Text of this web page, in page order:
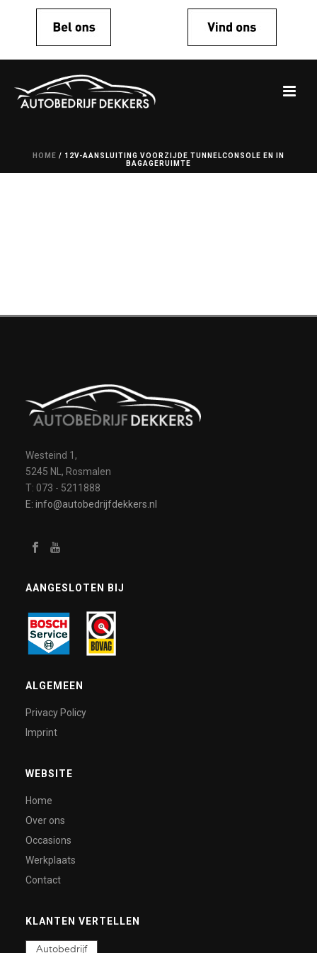
HOME / 12V-AANSLUITING VOORZIJDE TUNNELCONSOLE EN IN
BAGAGERUIMTE
Westeind 1,
5245 NL, Rosmalen
T: 073 - 5211888
E: info@autobedrijfdekkers.nl
AANGESLOTEN BIJ
ALGEMEEN
Privacy Policy
Imprint
WEBSITE
Home
Over ons
Occasions
Werkplaats
Contact
KLANTEN VERTELLEN
Autobedrijf